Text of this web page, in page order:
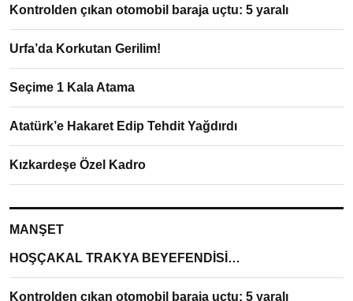
Kontrolden çıkan otomobil baraja uçtu: 5 yaralı
Urfa’da Korkutan Gerilim!
Seçime 1 Kala Atama
Atatürk’e Hakaret Edip Tehdit Yağdırdı
Kızkardeşe Özel Kadro
MANŞET
HOŞÇAKAL TRAKYA BEYEFENDİSİ…
Kontrolden çıkan otomobil baraja uçtu: 5 yaralı